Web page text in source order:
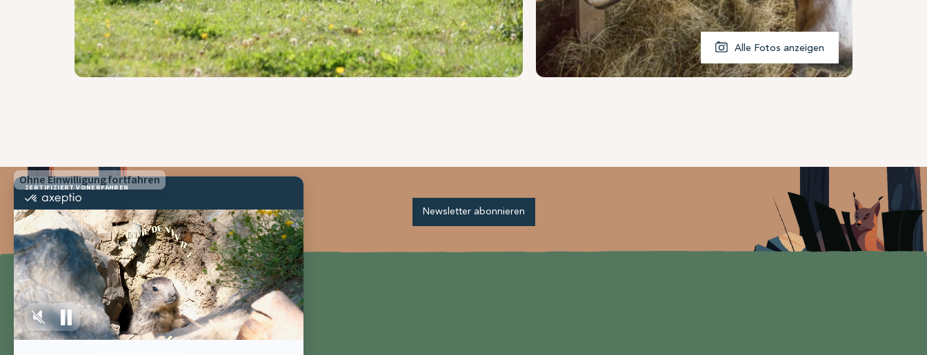
Alle Fotos anzeigen
Newsletter abonnieren